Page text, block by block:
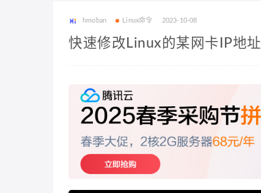
hmoban Linux命令 2023-10-08
快速修改Linux的某网卡IP地址